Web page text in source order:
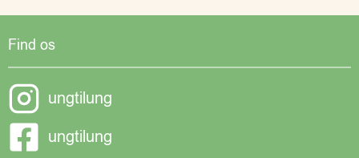
Find os
ungtilung
ungtilung